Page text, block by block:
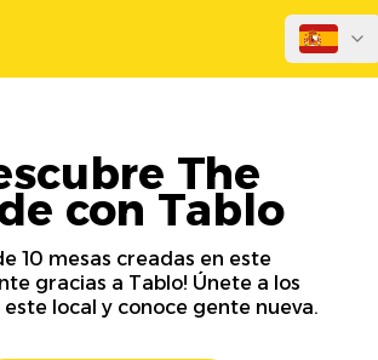
The
con Tablo
10 mesas creadas en este
gracias a Tablo! Únete a los
este local y conoce gente nueva.